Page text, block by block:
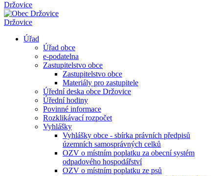
Držovice
Držovice
Úřad
Úřad obce
e-podatelna
Zastupitelstvo obce
Zastupitelstvo obce
Materiály pro zastupitele
Úřední deska obce Držovice
Úřední hodiny
Povinné informace
Rozklikávací rozpočet
Vyhlášky
Vyhlášky obce - sbírka právních předpisů
územních samosprávných celků
OZV o místním poplatku za obecní systém
odpadového hospodářství
OZV o místním poplatku ze psů